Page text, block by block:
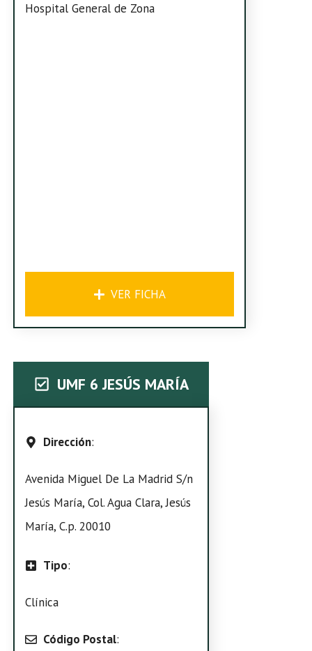
Hospital General de Zona
VER FICHA
UMF 6 JESÚS MARÍA
Dirección:
Avenida Miguel De La Madrid S/n
Jesús María, Col. Agua Clara, Jesús
María, C.p. 20010
Tipo:
Clínica
Código Postal: